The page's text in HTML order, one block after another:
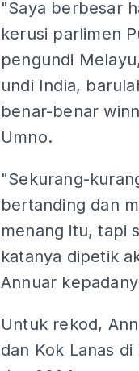
"Saya berbesar
kerusi parlimen
pengundi
undi India,
benar-benar
Umno.
"Sekurang-
bertanding dan
menang itu, tapi
katanya dipetik
Annuar
Untuk rekod,
dan Kok Lanas